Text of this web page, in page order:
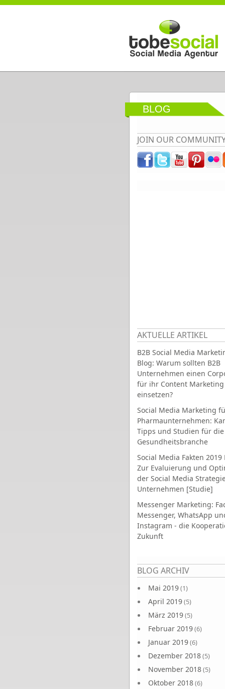
Direkt zum Inhalt
BLOG
JOIN OUR
AKTUELLE ARTIKEL
B2B Social Media
Blog: Warum sollten B2B
Unternehmen einen
für ihr Content Marketing
einsetzen?
Social Media Marketing
Pharmaunternehmen:
Tipps und Studien für die
Gesundheitsbranche
Social Media Fakten 2019
Zur Evaluierung und
der Social Media
Unternehmen [Studie]
Messenger Marketing:
Messenger, WhatsApp
Instagram - die
Zukunft
BLOG ARCHIV
Mai 2019(1)
April 2019(5)
März 2019(5)
Februar 2019(6)
Januar 2019(6)
Dezember 2018(5)
November 2018(5)
Oktober 2018(6)
Seiten